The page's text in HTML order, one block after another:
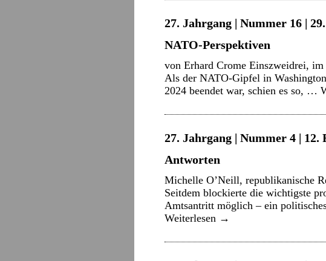
27. Jahrgang | Nummer 16 |
NATO-Perspektiven
von Erhard Crome Einszweidrei,
Als der NATO-Gipfel in
2024 beendet war, schien es so, …
27. Jahrgang | Nummer 4 | 12.
Antworten
Michelle O’Neill, republikanische
Seitdem blockierte die wichtigste
Amtsantritt möglich – ein
Weiterlesen →